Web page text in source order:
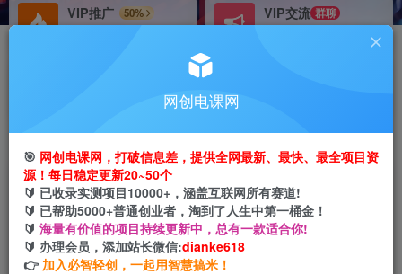
VIP推广
50%
VIP交流 群聊
研究探讨更多创业项目路子。
搭建同款网站，自己当老板
视频号时装秀玩法，条条流量2W+，保姆级教学，
每天5分钟收入300+
网创电课网
2年前发布
网创电课网
🎯 网创电课网，打破信息差，提供全网最新、最快、最全项目资
源！每日稳定更新20~50个
🔰 已收录实测项目10000+，涵盖互联网所有赛道!
🔰 已帮助5000+普通创业者，淘到了人生中第一桶金！
🔰 海量有价值的项目持续更新中，总有一款适合你!
🔰 办理会员，添加站长微信:dianke618
👉 加入必智轻创，一起用智慧搞米！